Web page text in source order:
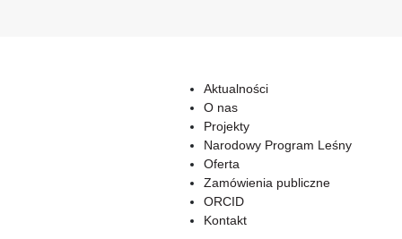
Aktualności
O nas
Projekty
Narodowy Program Leśny
Oferta
Zamówienia publiczne
ORCID
Kontakt